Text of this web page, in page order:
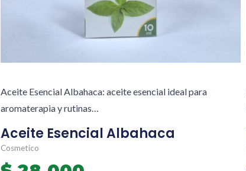
Aceite Esencial Albahaca: aceite esencial ideal para
aromaterapia y rutinas…
Aceite Esencial Albahaca
Cosmetico